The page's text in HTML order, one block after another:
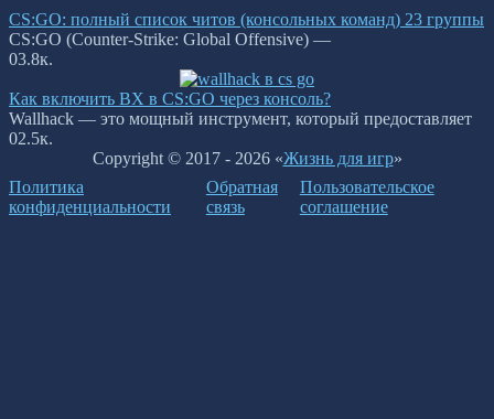
CS:GO: полный список читов (консольных команд) 23 группы
CS:GO (Counter-Strike: Global Offensive) —
03.8к.
Как включить ВХ в CS:GO через консоль?
Wallhack — это мощный инструмент, который предоставляет
02.5к.
Copyright © 2017 - 2026 «Жизнь для игр»
Политика
конфиденциальности
Обратная
связь
Пользовательское
соглашение